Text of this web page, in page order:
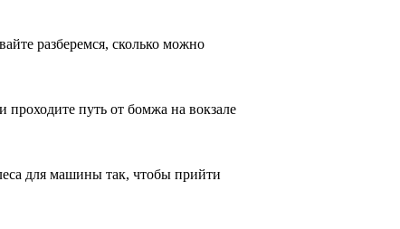
разберемся, сколько можно
путь от бомжа на вокзале
для машины так, чтобы прийти